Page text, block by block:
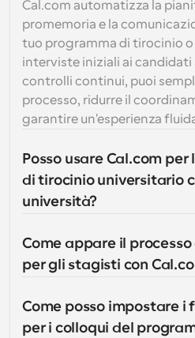
Cal.com automatizza la
promemoria e la
tuo programma di tirocinio
interviste iniziali ai candidati
controlli continui, puoi
processo, ridurre il
garantire un'esperienza
Posso usare Cal.com
di tirocinio universitario
università?
Come appare il
per gli stagisti con
Come posso impostare i
per i colloqui del